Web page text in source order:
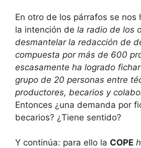
En otro de los párrafos se nos
la intención de la radio de los
desmantelar la redacción de
compuesta por más de 600
escasamente ha logrado
grupo de 20 personas entre
productores, becarios y
Entonces ¿una demanda por
becarios? ¿Tiene sentido?
Y continúa: para ello la COPE